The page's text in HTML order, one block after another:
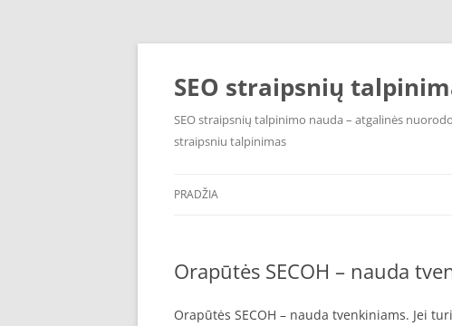
Pereiti
SEO straipsnių
SEO straipsnių talpinimo nauda – atgalinės
straipsniu talpinimas
PRADŽIA
Orapūtės SECOH – nauda
Orapūtės SECOH – nauda tvenkiniams. Jei